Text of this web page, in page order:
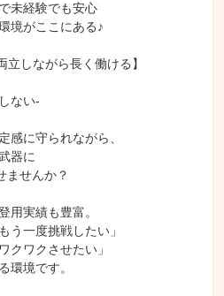
未経験でも安心
境がここにある♪
立しながら長く働ける】
ない-
感に守られながら、
器に
ませんか？
用実績も豊富。
う一度挑戦したい」
クワクさせたい」
環境です。